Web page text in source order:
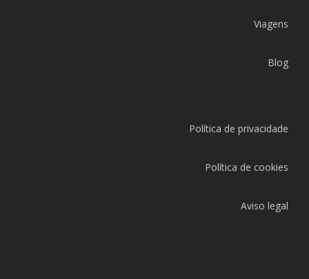
Viagens
Blog
Política de privacidade
Política de cookies
Aviso legal